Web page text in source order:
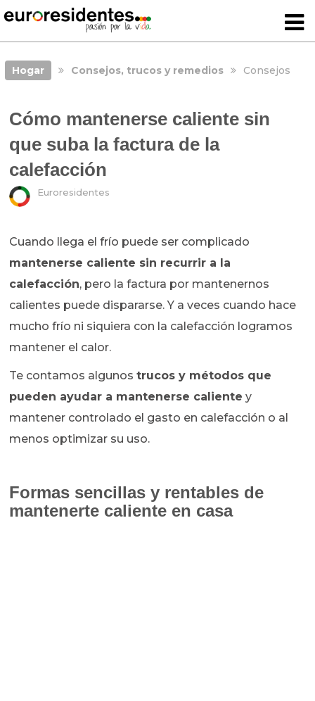
Hogar Consejos, trucos y remedios Consejos
Cómo mantenerse caliente sin
que suba la factura de la
calefacción
Euroresidentes
Cuando llega el frío puede ser complicado
mantenerse caliente sin recurrir a la
calefacción, pero la factura por mantenernos
calientes puede dispararse. Y a veces cuando hace
mucho frío ni siquiera con la calefacción logramos
mantener el calor.
Te contamos algunostrucos y métodos que
pueden ayudar a mantenerse caliente y
mantener controlado el gasto en calefacción o al
menos optimizar su uso.
Formas sencillas y rentables de
mantenerte caliente en casa